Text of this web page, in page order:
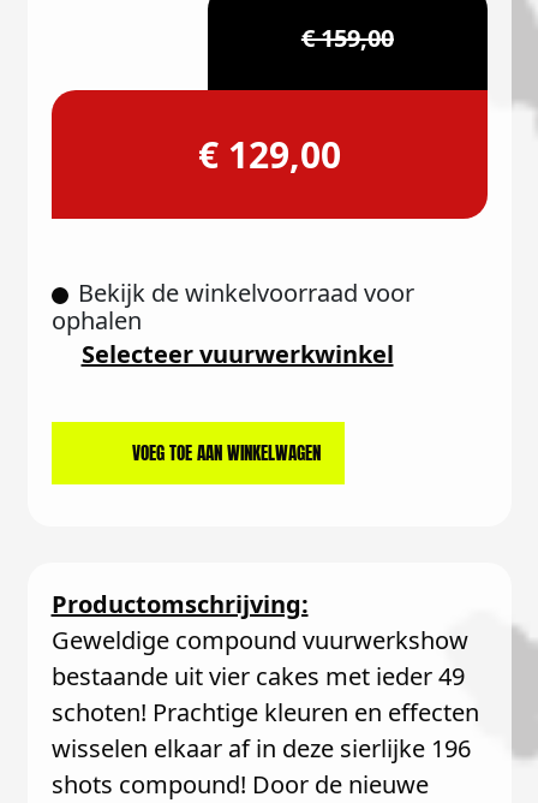
€ 159,00
€ 129,00
Bekijk de winkelvoorraad voor
ophalen
Selecteer vuurwerkwinkel
VOEG TOE AAN WINKELWAGEN
Productomschrijving:
Geweldige compound vuurwerkshow
bestaande uit vier cakes met ieder 49
schoten! Prachtige kleuren en effecten
wisselen elkaar af in deze sierlijke 196
shots compound! Door de nieuwe